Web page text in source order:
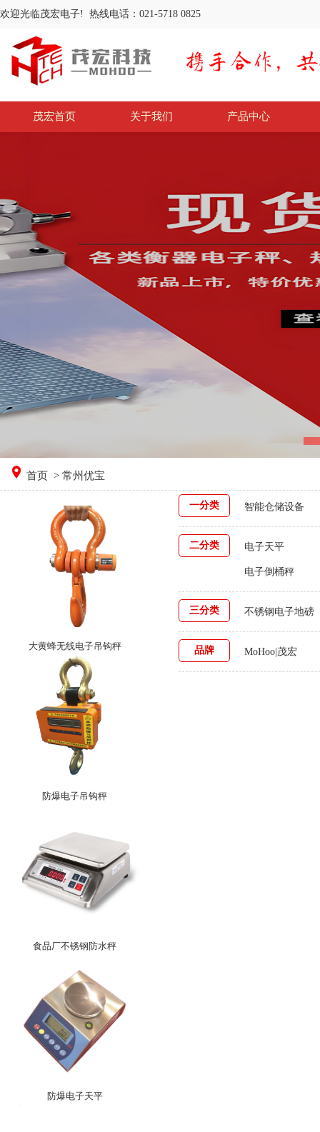
欢迎光临茂宏电子! 热线电话：021-5718 0825
茂宏首页 关于我们 产品中心
首页 > 常州优宝
大黄蜂无线电子吊钩秤
防爆电子吊钩秤
食品厂不锈钢防水秤
防爆电子天平
一分类 智能仓储设备
二分类 电子天平
电子倒桶秤
三分类 不锈钢电子地磅
品牌 MoHoo|茂宏